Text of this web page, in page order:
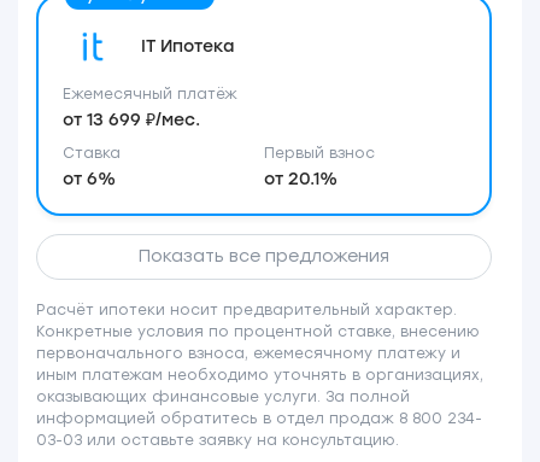
IT Ипотека
Ставка
от 6%
Первый взнос
от 20.1%
Ежемесячный платёж
от 13 699 ₽/мес.
Показать все предложения
Расчёт ипотеки носит предварительный характер.
Конкретные условия по процентной ставке, внесению
первоначального взноса, ежемесячному платежу и
иным платежам необходимо уточнять в организациях,
оказывающих финансовые услуги. За полной
информацией обратитесь в отдел продаж 8 800 234-
03-03 или оставьте заявку на консультацию.